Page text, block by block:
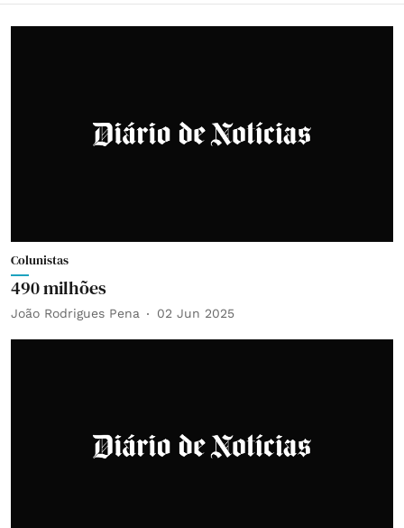
Colunistas
490 milhões
João Rodrigues Pena 02 Jun 2025